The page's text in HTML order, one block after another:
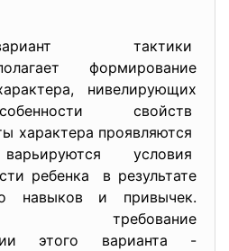
тактики
формирование
нивелирующих
свойств
характера проявляются
условия
ребенка в результате
навыков и привычек.
требование
этого варианта -